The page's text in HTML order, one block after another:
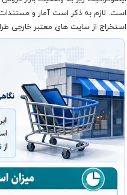
است. لازم به ذکر است آمار و
استخراج از سایت های معتبر خارجی